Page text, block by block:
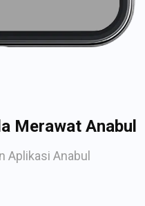
Merawat Anabul
Aplikasi Anabul